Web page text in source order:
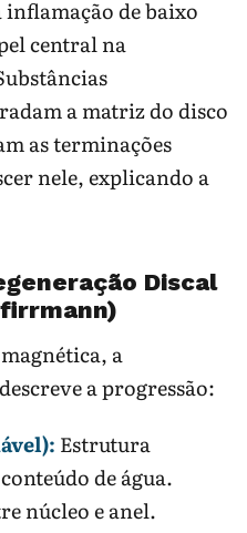
inflamação de baixo
central na
a matriz do disco
as terminações
nele, explicando a
Discal
a
a progressão:
Estrutura
de água.
núcleo e anel.